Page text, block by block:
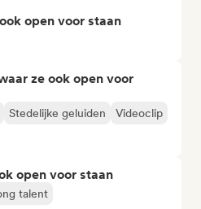
open voor staan
ze ook open voor
Stedelijke geluiden
Videoclip
open voor staan
talent